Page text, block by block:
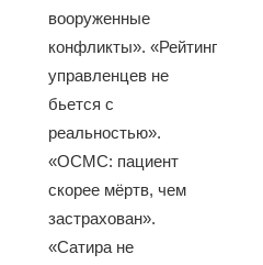
вооруженные
конфликты». «Рейтинг
управленцев не
бьется с
реальностью».
«ОСМС: пациент
скорее мёртв, чем
застрахован».
«Сатира не